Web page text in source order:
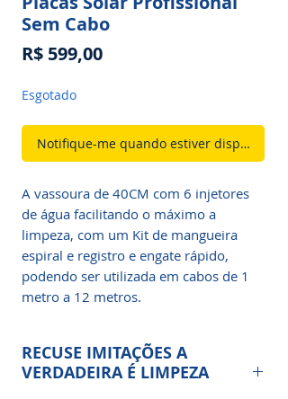
Sem Cabo
R$ 599,00Preço
Esgotado
Notifique-me quando estiver disponível
A vassoura de 40CM com 6 injetores
de água facilitando o máximo a
limpeza, com um Kit de mangueira
espiral e registro e engate rápido,
podendo ser utilizada em cabos de 1
metro a 12 metros.
RECUSE IMITAÇÕES A
VERDADEIRA É LIMPEZA